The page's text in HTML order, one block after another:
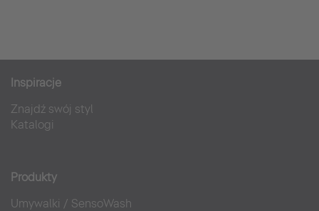
Inspiracje
Znajdź swój styl
Katalogi
Produkty
Umywalki / SensoWash